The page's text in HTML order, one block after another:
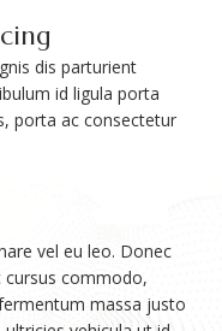
dis parturient
id ligula porta
porta ac consectetur
vel eu leo. Donec
cursus commodo,
massa justo